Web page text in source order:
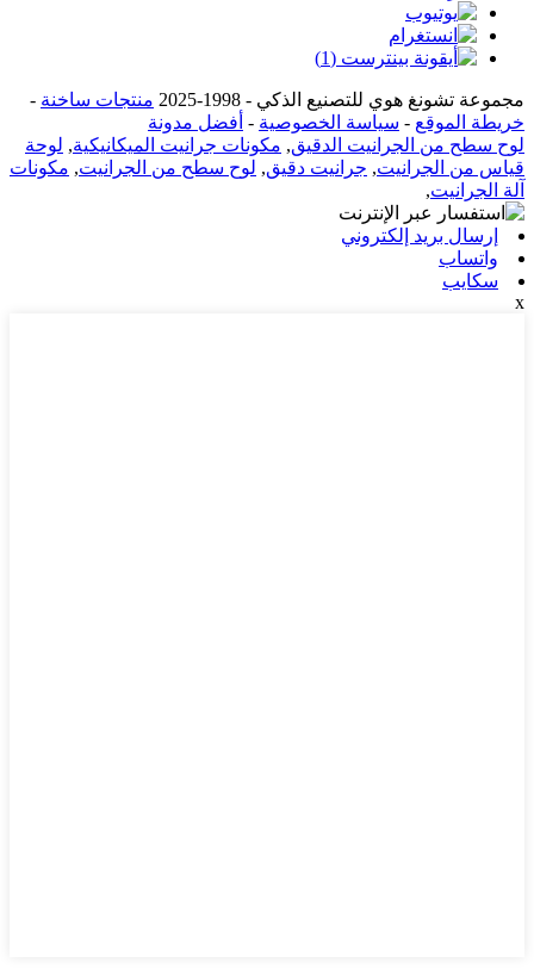
مجموعة تشونغ هوي للتصنيع الذكي - 1998-2025 منتجات ساخنة -
خريطة الموقع - سياسة الخصوصية - أفضل مدونة
لوح سطح من الجرانيت الدقيق, مكونات جرانيت الميكانيكية, لوحة
قياس من الجرانيت, جرانيت دقيق, لوح سطح من الجرانيت, مكونات
آلة الجرانيت,
إرسال بريد إلكتروني
واتساب
سكايب
x